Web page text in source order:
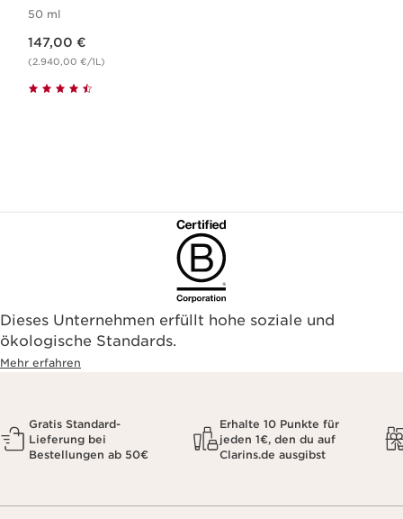
50 ml
147,00 €
(2.940,00 €/1L)
Dieses Unternehmen erfüllt hohe soziale und
ökologische Standards.
Mehr erfahren
Gratis Standard-
Lieferung bei
Bestellungen ab 50€
Erhalte 10 Punkte für
jeden 1€, den du auf
Clarins.de ausgibst